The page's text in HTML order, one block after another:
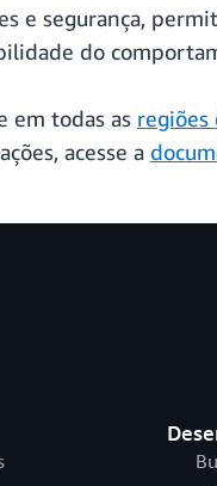
e segurança,
do
em todas as regiões
acesse a